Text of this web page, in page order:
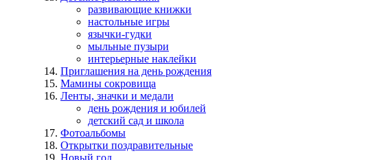
развивающие книжки
настольные игры
язычки-гудки
мыльные пузыри
интерьерные наклейки
Приглашения на день рождения
Мамины сокровища
Ленты, значки и медали
день рождения и юбилей
детский сад и школа
Фотоальбомы
Открытки поздравительные
Новый год